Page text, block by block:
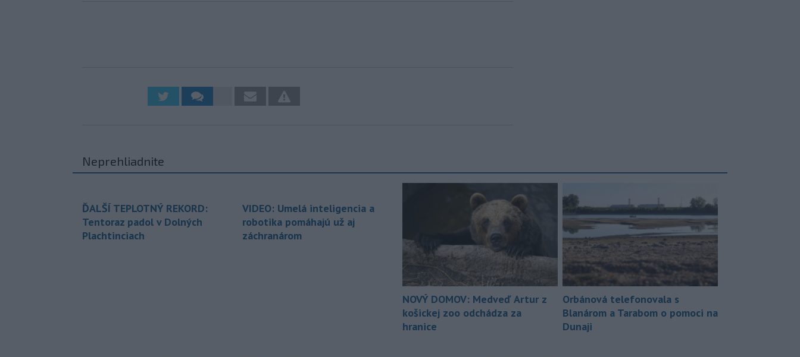
Neprehliadnite
ĎALŠÍ TEPLOTNÝ REKORD:
Tentoraz padol v Dolných
Plachtinciach
VIDEO: Umelá inteligencia a
robotika pomáhajú už aj
záchranárom
NOVÝ DOMOV: Medveď Artur z
košickej zoo odchádza za
hranice
Orbánová telefonovala s
Blanárom a Tarabom o pomoci na
Dunaji